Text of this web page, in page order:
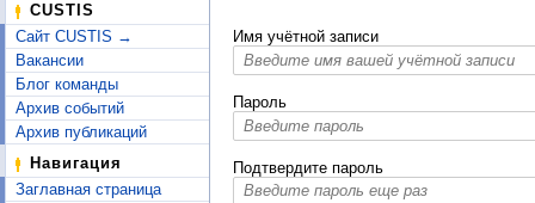
CUSTIS
Сайт CUSTIS →
Вакансии
Блог команды
Архив событий
Архив публикаций
Навигация
Заглавная страница
Имя учётной записи
Пароль
Подтвердите пароль